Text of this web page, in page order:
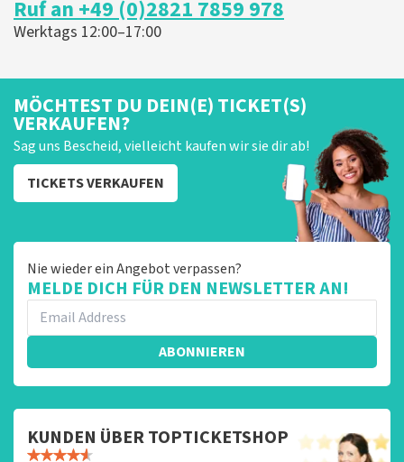
er graag op reageren. Het klopt dat er een andere
naam op het ticket staat. Dit komt doordat wij een
wederverkoper zijn. Gelukkig heeft dit geen invloed op
ondanks de verwarring toch een fantastische avond
heeft gehad. Met vriendelijke groeten, Johan
Topticketshop
Ruf an +49 (0)2821 7859 978
Werktags 12:00–17:00
MÖCHTEST DU DEIN(E) TICKET(S)
VERKAUFEN?
Sag uns Bescheid, vielleicht kaufen wir sie dir ab!
TICKETS VERKAUFEN
Nie wieder ein Angebot verpassen?
MELDE DICH FÜR DEN NEWSLETTER AN!
ABONNIEREN
KUNDEN ÜBER TOPTICKETSHOP